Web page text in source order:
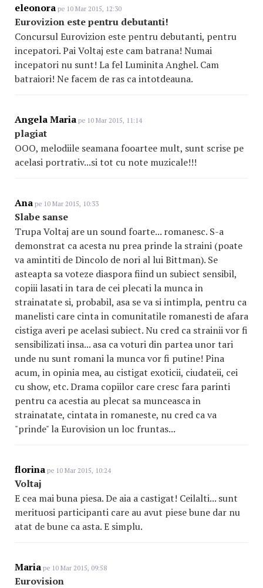
eleonora pe 10 Mar 2015, 12:30
Eurovizion este pentru debutanti!
Concursul Eurovizion este pentru debutanti, pentru
incepatori. Pai Voltaj este cam batrana! Numai
incepatori nu sunt! La fel Luminita Anghel. Cam
batraiori! Ne facem de ras ca intotdeauna.
Angela Maria pe 10 Mar 2015, 11:14
plagiat
OOO, melodiile seamana fooartee mult, sunt scrise pe
acelasi portrativ...si tot cu note muzicale!!!
Ana pe 10 Mar 2015, 10:33
Slabe sanse
Trupa Voltaj are un sound foarte... romanesc. S-a
demonstrat ca acesta nu prea prinde la straini (poate
va amintiti de Dincolo de nori al lui Bittman). Se
asteapta sa voteze diaspora fiind un subiect sensibil,
copiii lasati in tara de cei plecati la munca in
strainatate si, probabil, asa se va si intimpla, pentru ca
manelisti care cinta in comunitatile romanesti de afara
cistiga averi pe acelasi subiect. Nu cred ca strainii vor fi
sensibilizati insa... asa ca voturi din partea unor tari
unde nu sunt romani la munca vor fi putine! Pina
acum, in opinia mea, au cistigat exoticii, ciudateii, cei
cu show, etc. Drama copiilor care cresc fara parinti
pentru ca acestia au plecat sa munceasca in
strainatate, cintata in romaneste, nu cred ca va
"prinde" la Eurovision un loc fruntas...
florina pe 10 Mar 2015, 10:24
Voltaj
E cea mai buna piesa. De aia a castigat! Ceilalti... sunt
merituosi participanti care au avut piese bune dar nu
atat de bune ca asta. E simplu.
Maria pe 10 Mar 2015, 09:58
Eurovision